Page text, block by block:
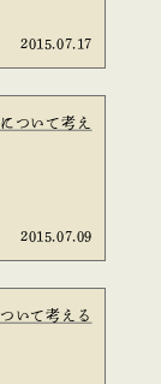
2015.07.17
ついて考え
2015.07.09
いて考える